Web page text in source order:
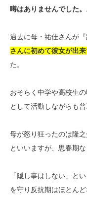
噂はありませんでした。
過去に母・祐佳さんが
さんに初めて彼女が出
た。
おそらく中学や高校生
として活動しながらも
母が怒り狂ったのは隆
といいますが、思春期な
「隠し事はしない」と
を守り反抗期はほとん